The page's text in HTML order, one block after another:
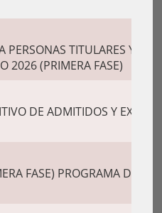
PERSONAS TITULARES Y
2026 (PRIMERA FASE)
DE ADMITIDOS Y
FASE) PROGRAMA DE